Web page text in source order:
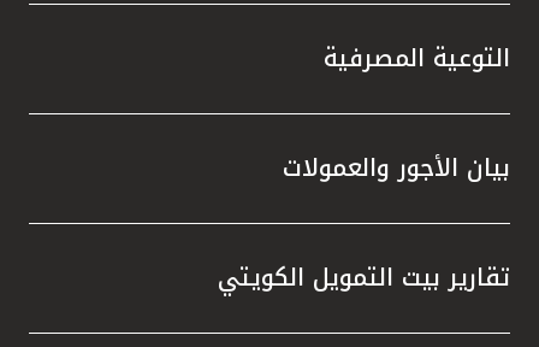
التوعية المصرفية
بيان الأجور والعمولات
تقارير بيت التمويل الكويتي